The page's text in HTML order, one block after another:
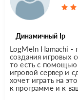
Динамичный Ip
LogMeIn Hamachi -
создания игровых
то есть с
игровой сервер и
хочет играть на
к программе и к